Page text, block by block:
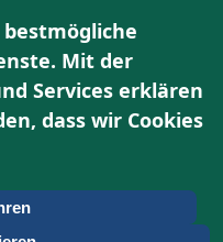
Mit der
Services erklären
dass wir Cookies